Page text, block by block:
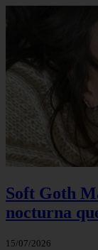
Soft Goth
nocturna
15/07/2026